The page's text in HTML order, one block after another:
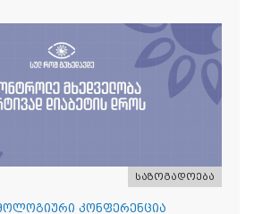
საზოგადოება
კონფერენცია